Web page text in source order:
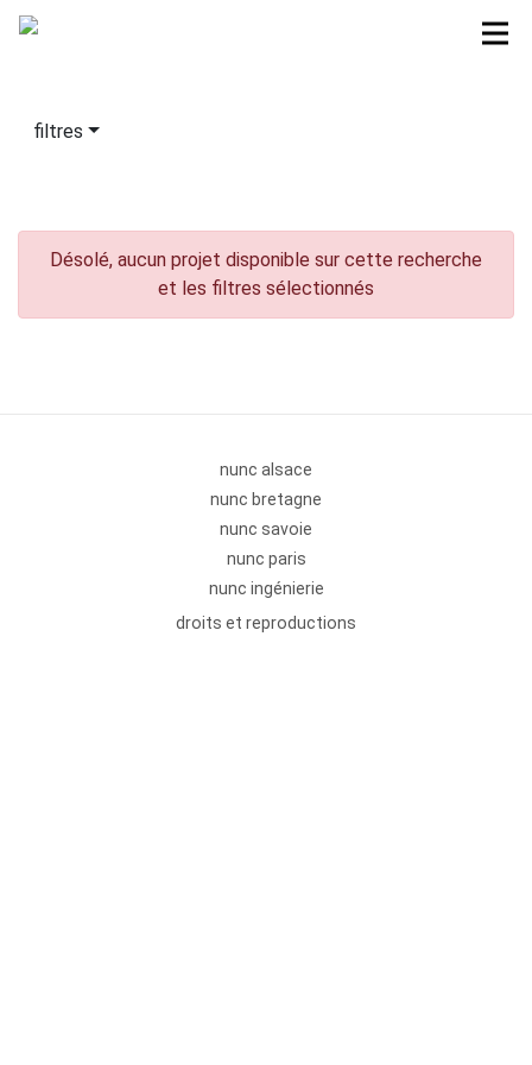
filtres
Désolé, aucun projet disponible sur cette recherche
et les filtres sélectionnés
nunc alsace
nunc bretagne
nunc savoie
nunc paris
nunc ingénierie
droits et reproductions